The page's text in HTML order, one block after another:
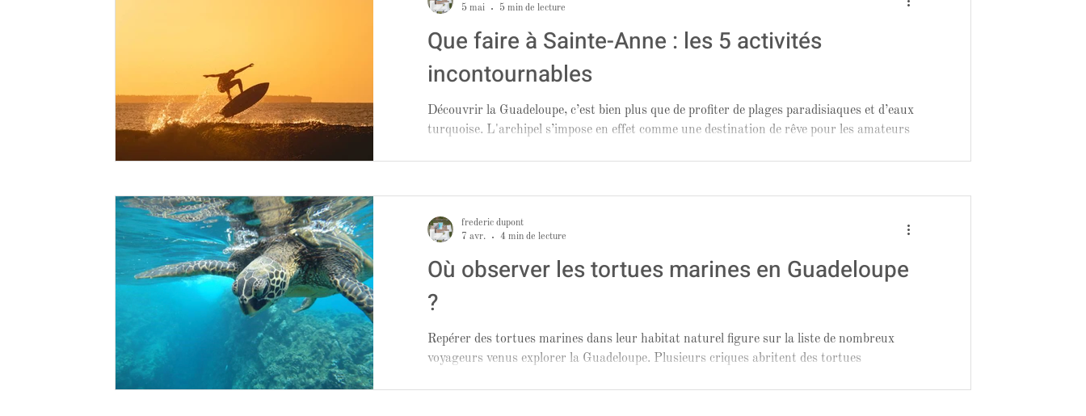
Que faire à Sainte-Anne : les 5 activités
incontournables
Découvrir la Guadeloupe, c’est bien plus que de profiter de plages paradisiaques et d’eaux
turquoise. L'archipel s’impose en effet comme une destination de rêve pour les amateurs
5 mai
5 min de lecture
Où observer les tortues marines en Guadeloupe
?
Repérer des tortues marines dans leur habitat naturel figure sur la liste de nombreux
voyageurs venus explorer la Guadeloupe. Plusieurs criques abritent des tortues
frederic dupont
7 avr.
4 min de lecture